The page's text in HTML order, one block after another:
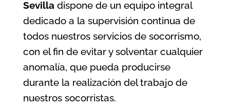
Sevilladispone de un equipo integral
dedicado a la supervisión continua de
todos nuestros servicios de socorrismo,
con el fin de evitar y solventar cualquier
anomalía, que pueda producirse
durante la realización del trabajo de
nuestros socorristas.